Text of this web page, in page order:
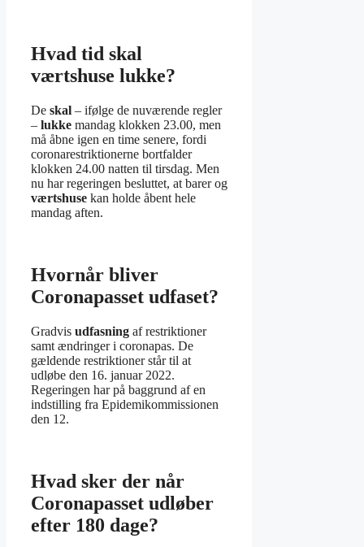
Hvad tid skal
værtshuse lukke?
De skal – ifølge de nuværende regler
– lukke mandag klokken 23.00, men
må åbne igen en time senere, fordi
coronarestriktionerne bortfalder
klokken 24.00 natten til tirsdag. Men
nu har regeringen besluttet, at barer og
værtshuse kan holde åbent hele
mandag aften.
Hvornår bliver
Coronapasset udfaset?
Gradvis udfasning af restriktioner
samt ændringer i coronapas. De
gældende restriktioner står til at
udløbe den 16. januar 2022.
Regeringen har på baggrund af en
indstilling fra Epidemikommissionen
den 12.
Hvad sker der når
Coronapasset udløber
efter 180 dage?